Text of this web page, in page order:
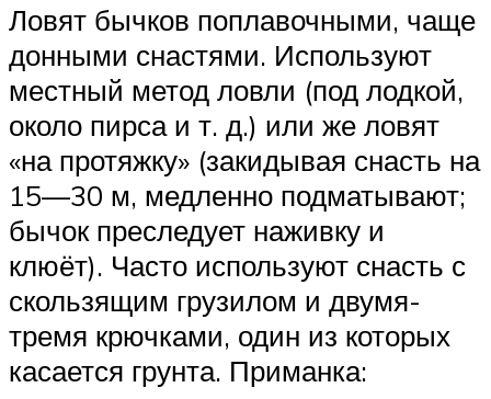
Ловят бычков поплавочными, чаще
донными снастями. Используют
местный метод ловли (под лодкой,
около пирса и т. д.) или же ловят
«на протяжку» (закидывая снасть на
15—30 м, медленно подматывают;
бычок преследует наживку и
клюёт). Часто используют снасть с
скользящим грузилом и двумя-
тремя крючками, один из которых
касается грунта. Приманка: